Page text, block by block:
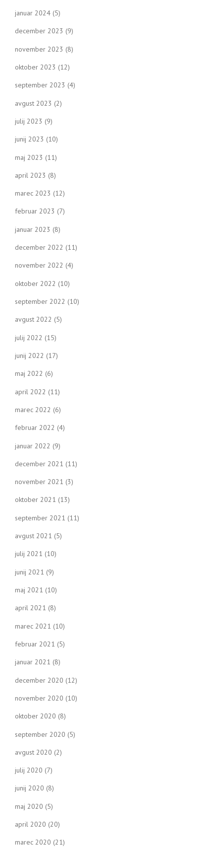
januar 2024 (5)
december 2023 (9)
november 2023 (8)
oktober 2023 (12)
september 2023 (4)
avgust 2023 (2)
julij 2023 (9)
junij 2023 (10)
maj 2023 (11)
april 2023 (8)
marec 2023 (12)
februar 2023 (7)
januar 2023 (8)
december 2022 (11)
november 2022 (4)
oktober 2022 (10)
september 2022 (10)
avgust 2022 (5)
julij 2022 (15)
junij 2022 (17)
maj 2022 (6)
april 2022 (11)
marec 2022 (6)
februar 2022 (4)
januar 2022 (9)
december 2021 (11)
november 2021 (3)
oktober 2021 (13)
september 2021 (11)
avgust 2021 (5)
julij 2021 (10)
junij 2021 (9)
maj 2021 (10)
april 2021 (8)
marec 2021 (10)
februar 2021 (5)
januar 2021 (8)
december 2020 (12)
november 2020 (10)
oktober 2020 (8)
september 2020 (5)
avgust 2020 (2)
julij 2020 (7)
junij 2020 (8)
maj 2020 (5)
april 2020 (20)
marec 2020 (21)